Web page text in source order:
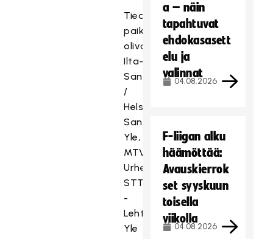
Tiedotusvälineistä
paikalla
olivat
Ilta-
Sanomat
/
Helsingin
Sanomat,
Yle,
MTV
Urheilu,
STT
-
Lehtikuva,
Yle
T
ä
m
s
a – näin
tapahtuvat
ehdokasasett
elu ja
valinnat
04.08.2026
F-liigan alku
häämöttää:
Avauskierrok
set syyskuun
toisella
viikolla
04.08.2026